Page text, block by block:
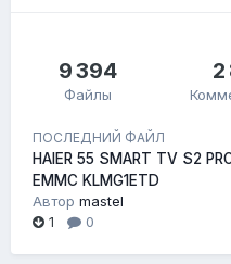
9 394
Файлы
2
ПОСЛЕДНИЙ ФАЙЛ
HAIER 55 SMART TV S2
EMMC KLMG1ETD
Автор mastel
1
0